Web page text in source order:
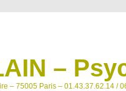
–
– 75005 Paris – 01.43.37.62.14 /